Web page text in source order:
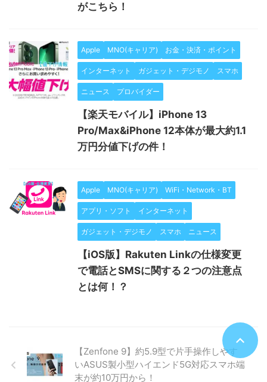
がこちら！
Apple MNO(キャリア) お金・決済・ポイント
インターネット ガジェット・デジモノ スマホ
ニュース プロバイダー
【楽天モバイル】iPhone 13
Pro/Max&iPhone 12本体が最大約1.1
万円分値下げの件！
Apple MNO(キャリア) WiFi・Network・BT
アプリ・ソフト インターネット
ガジェット・デジモノ スマホ ニュース
【iOS版】Rakuten Linkの仕様変更
で電話とSMSに関する２つの注意点
とは何！？
【Zenfone 9】約5.9型で片手操作しやす
いASUS製小型ハイエンド5G対応スマホ端
末が約10万円から！